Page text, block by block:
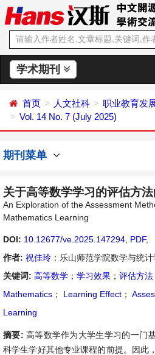
学术期刊
首页 人文社科
职业教育发
Vol. 14 No. 7 (July 2025)
期刊菜单
关于高等数学学习的评估方
An Exploration of the Assessment
Mathematics Learning
DOI: 10.12677/ve.2025.147294 PDF,
作者: 祝佳玲 ：乐山师范学院数学与统
关键词: 高等数学 ； 学习效果 ； 评估方法
Mathematics ； Learning Effect ；
Learning
摘要: 高等数学作为大学生学习的一门
科学生学好其他专业课程的前提。因此